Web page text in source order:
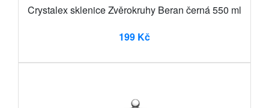
Crystalex sklenice Zvěrokruhy Beran černá 550 ml
199 Kč